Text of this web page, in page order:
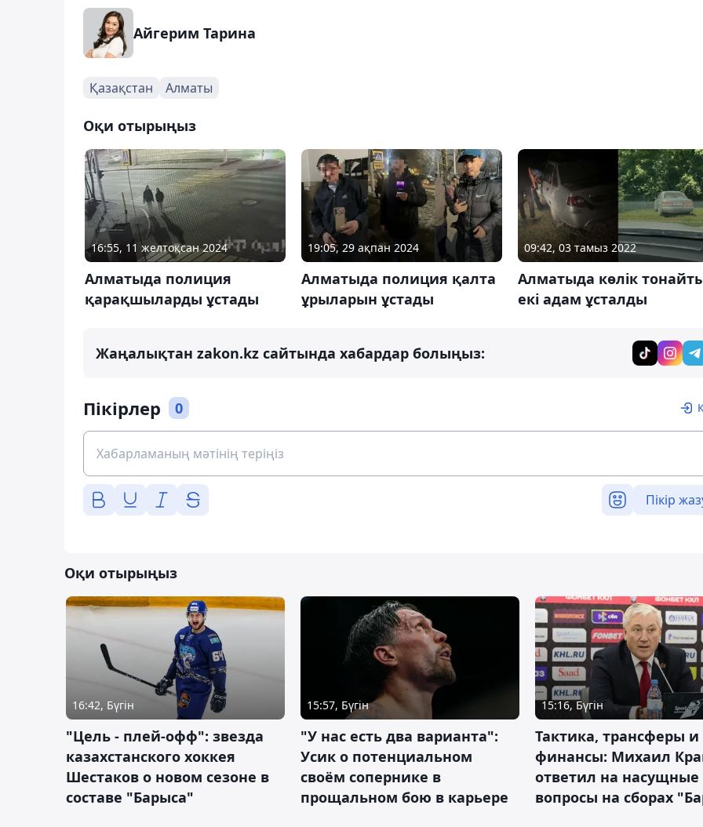
Айгерим Тарина
Қазақстан Алматы
Оқи отырыңыз
16:55, 11 желтоқсан 2024
Алматыда полиция
қарақшыларды ұстады
19:05, 29 ақпан 2024
Алматыда полиция қалта
ұрыларын ұстады
09:42, 03 тамыз 2022
Алматыда көлік
екі адам ұсталды
Жаңалықтан zakon.kz сайтында хабардар болыңыз:
Пікірлер 0
Пікір
Оқи отырыңыз
16:42, Бүгін
"Цель - плей-офф": звезда
казахстанского хоккея
Шестаков о новом сезоне в
составе "Барыса"
15:57, Бүгін
"У нас есть два варианта":
Усик о потенциальном
своём сопернике в
прощальном бою в карьере
15:16, Бүгін
Тактика, трансферы и
финансы: Михаил
ответил на насущные
вопросы на сборах